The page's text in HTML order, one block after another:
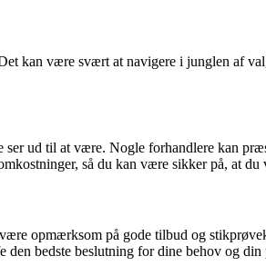
kan være svært at navigere i junglen af
ud til at være. Nogle forhandlere kan
så du kan være sikker på, at du
opmærksom på gode tilbud og
bedste beslutning for dine behov og din